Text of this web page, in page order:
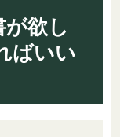
欲し
ばいい